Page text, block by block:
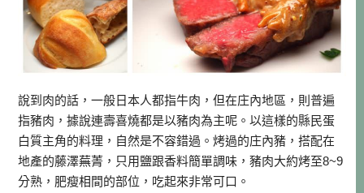
說到肉的話，一般日本人都指牛肉，但在庄內地區，則普遍
指豬肉，據說連壽喜燒都是以豬肉為主呢。以這樣的縣民蛋
白質主角的料理，自然是不容錯過。烤過的庄內豬，搭配在
地產的藤澤蕪菁，只用鹽跟香料簡單調味，豬肉大約烤至8~9
分熟，肥瘦相間的部位，吃起來非常可口。